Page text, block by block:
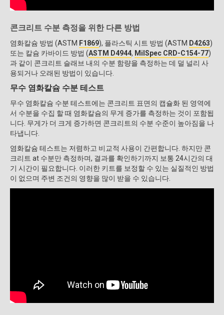
콘크리트 수분 측정을 위한 다른 방법
염화칼슘 방법 (ASTM F1869), 플라스틱 시트 방법 (ASTM D4263)
또는 칼슘 카바이드 방법 (ASTM D4944, MilSpec CRD-C154-77)
과 같이 콘크리트 슬래브 내의 수분 함량을 측정하는 데 덜 널리 사
용되거나 오래된 방법이 있습니다.
무수 염화칼슘 수분 테스트
무수 염화칼슘 수분 테스트에는 콘크리트 표면의 캡슐화 된 영역에
서 수분을 수집 할 때 염화칼슘의 무게 증가를 측정하는 것이 포함됩
니다. 무게가 더 크게 증가하면 콘크리트의 수분 수준이 높아짐을 나
타냅니다.
염화칼슘 테스트는 저렴하고 비교적 사용이 간편합니다. 하지만 콘
크리트 at 수분만 측정하며, 결과를 확인하기까지 보통 24시간의 대
기 시간이 필요합니다. 이러한 키트를 보정할 수 있는 실질적인 방법
이 없으며 주변 조건의 영향을 많이 받을 수 있습니다.